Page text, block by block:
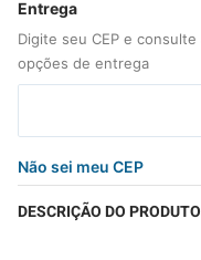
Não sei meu CEP
DESCRIÇÃO DO PRODUTO